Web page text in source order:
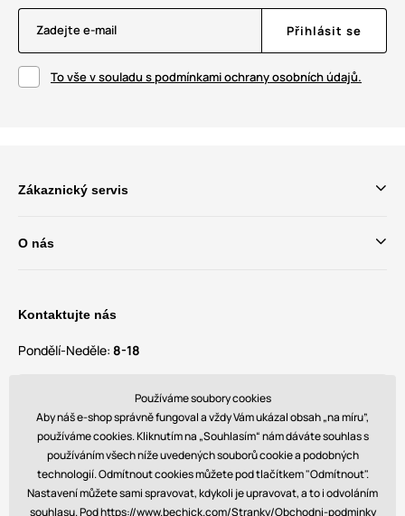
Zadejte e-mail Přihlásit se
To vše v souladu s podmínkami ochrany osobních údajů.
Zákaznický servis
O nás
Kontaktujte nás
Pondělí-Neděle: 8-18
Máte dotazy a návrhy?
contact@bechick.com
Najdete nás také na
Používáme soubory cookies
Aby náš e-shop správně fungoval a vždy Vám ukázal obsah „na míru”,
používáme cookies. Kliknutím na „Souhlasím“ nám dáváte souhlas s
používáním všech níže uvedených souborů cookie a podobných
technologií. Odmítnout cookies můžete pod tlačítkem "Odmítnout".
Nastavení můžete sami spravovat, kdykoli je upravovat, a to i odvoláním
souhlasu. Pod https://www.bechick.com/Stranky/Obchodni-podminky